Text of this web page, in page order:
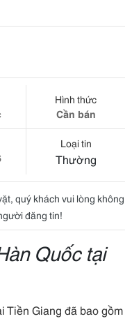
Hình thức
Cần bán
Loại tin
Thường
quý khách vui lòng không
đăng tin!
Quốc tại
Tiền Giang đã bao gồm